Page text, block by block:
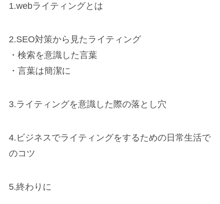
1.webライティングとは
2.SEO対策から見たライティング
・検索を意識した言葉
・言葉は簡潔に
3.ライティングを意識した際の落とし穴
4.ビジネスでライティングをするための日常生活で
のコツ
5.終わりに